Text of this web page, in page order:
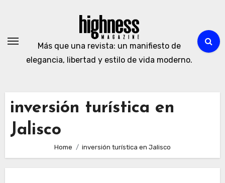
Más que una revista: un manifiesto de
elegancia, libertad y estilo de vida moderno.
inversión turística en
Jalisco
Home inversión turística en Jalisco